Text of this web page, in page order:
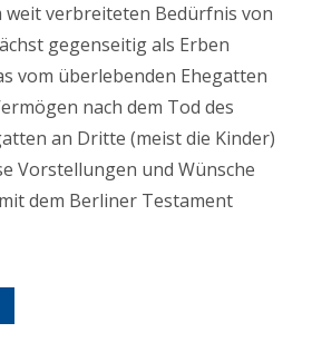
weit verbreiteten Bedürfnis von
gegenseitig als Erben
vom überlebenden Ehegatten
nach dem Tod des
an Dritte (meist die Kinder)
Vorstellungen und Wünsche
dem Berliner Testament